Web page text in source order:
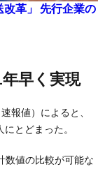
革」 先行企業の
年早く実現
報値）によると、
とどまった。
数値の比較が可能な